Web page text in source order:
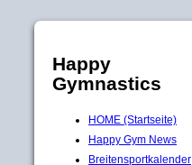
Happy
Gymnastics
HOME (Startseite)
Happy Gym News
Breitensportkalender